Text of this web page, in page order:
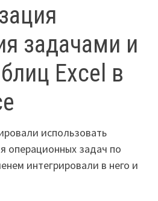
задачами и
Excel в
использовать
операционных задач по
интегрировали в него и